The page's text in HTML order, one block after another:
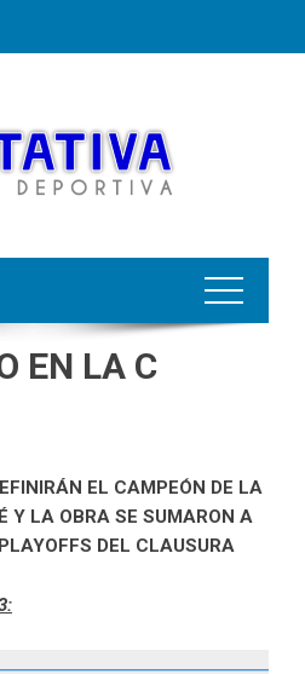
EN LA C
EL CAMPEÓN DE LA
Y LA OBRA SE SUMARON A
DEL CLAUSURA